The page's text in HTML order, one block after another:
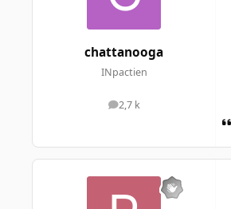
chattanooga
INpactien
2,7 k
messages